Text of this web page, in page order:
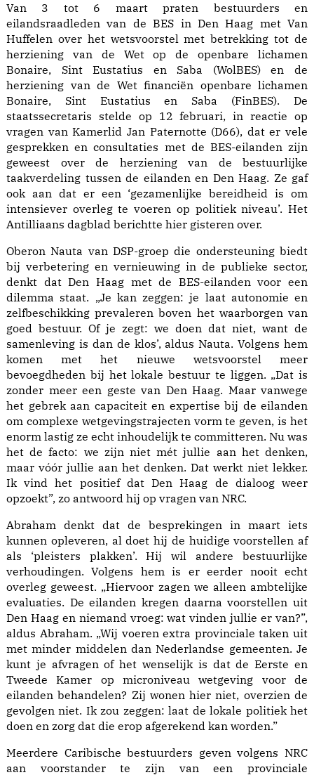
Van 3 tot 6 maart praten bestuurders en
eilandsraadleden van de BES in Den Haag met Van
Huffelen over het wetsvoorstel met betrekking tot de
herziening van de Wet op de openbare lichamen
Bonaire, Sint Eustatius en Saba (WolBES) en de
herziening van de Wet financiën openbare lichamen
Bonaire, Sint Eustatius en Saba (FinBES). De
staatssecretaris stelde op 12 februari, in reactie op
vragen van Kamerlid Jan Paternotte (D66), dat er vele
gesprekken en consultaties met de BES-eilanden zijn
geweest over de herziening van de bestuurlijke
taakverdeling tussen de eilanden en Den Haag. Ze gaf
ook aan dat er een ‘gezamenlijke bereidheid is om
intensiever overleg te voeren op politiek niveau’. Het
Antilliaans dagblad berichtte hier gisteren over.
Oberon Nauta van DSP-groep die ondersteuning biedt
bij verbetering en vernieuwing in de publieke sector,
denkt dat Den Haag met de BES-eilanden voor een
dilemma staat. „Je kan zeggen: je laat autonomie en
zelfbeschikking prevaleren boven het waarborgen van
goed bestuur. Of je zegt: we doen dat niet, want de
samenleving is dan de klos’, aldus Nauta. Volgens hem
komen met het nieuwe wetsvoorstel meer
bevoegdheden bij het lokale bestuur te liggen. „Dat is
zonder meer een geste van Den Haag. Maar vanwege
het gebrek aan capaciteit en expertise bij de eilanden
om complexe wetgevingstrajecten vorm te geven, is het
enorm lastig ze echt inhoudelijk te committeren. Nu was
het de facto: we zijn niet mét jullie aan het denken,
maar vóór jullie aan het denken. Dat werkt niet lekker.
Ik vind het positief dat Den Haag de dialoog weer
opzoekt”, zo antwoord hij op vragen van NRC.
Abraham denkt dat de besprekingen in maart iets
kunnen opleveren, al doet hij de huidige voorstellen af
als ‘pleisters plakken’. Hij wil andere bestuurlijke
verhoudingen. Volgens hem is er eerder nooit echt
overleg geweest. „Hiervoor zagen we alleen ambtelijke
evaluaties. De eilanden kregen daarna voorstellen uit
Den Haag en niemand vroeg: wat vinden jullie er van?”,
aldus Abraham. „Wij voeren extra provinciale taken uit
met minder middelen dan Nederlandse gemeenten. Je
kunt je afvragen of het wenselijk is dat de Eerste en
Tweede Kamer op microniveau wetgeving voor de
eilanden behandelen? Zij wonen hier niet, overzien de
gevolgen niet. Ik zou zeggen: laat de lokale politiek het
doen en zorg dat die erop afgerekend kan worden.”
Meerdere Caribische bestuurders geven volgens NRC
aan voorstander te zijn van een provinciale